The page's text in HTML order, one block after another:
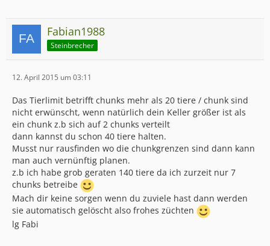
Fabian1988
Steinbrecher
12. April 2015 um 03:11
Das Tierlimit betrifft chunks mehr als 20 tiere / chunk sind
nicht erwünscht, wenn natürlich dein Keller größer ist als
ein chunk z.b sich auf 2 chunks verteilt
dann kannst du schon 40 tiere halten.
Musst nur rausfinden wo die chunkgrenzen sind dann kann
man auch vernünftig planen.
z.b ich habe grob geraten 140 tiere da ich zurzeit nur 7
chunks betreibe
Mach dir keine sorgen wenn du zuviele hast dann werden
sie automatisch gelöscht also frohes züchten
lg Fabi